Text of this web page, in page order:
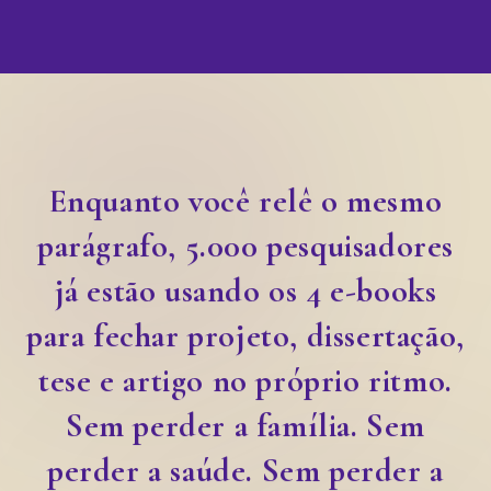
Enquanto você relê o mesmo
parágrafo, 5.000 pesquisadores
já estão usando os 4 e-books
para fechar projeto, dissertação,
tese e artigo no próprio ritmo.
Sem perder a família. Sem
perder a saúde. Sem perder a